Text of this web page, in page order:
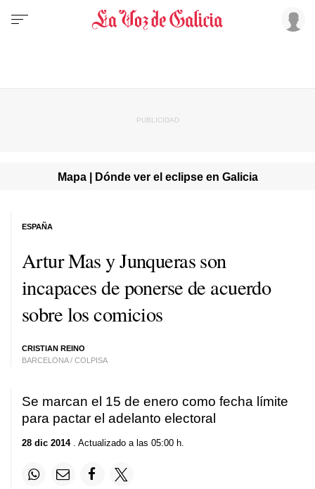
Mapa | Dónde ver el eclipse en Galicia
Artur Mas y Junqueras son
incapaces de ponerse de acuerdo
sobre los comicios
CRISTIAN REINO
BARCELONA / COLPISA
ESPAÑA
Se marcan el 15 de enero como fecha límite
para pactar el adelanto electoral
28 dic 2014. Actualizado a las 05:00 h.